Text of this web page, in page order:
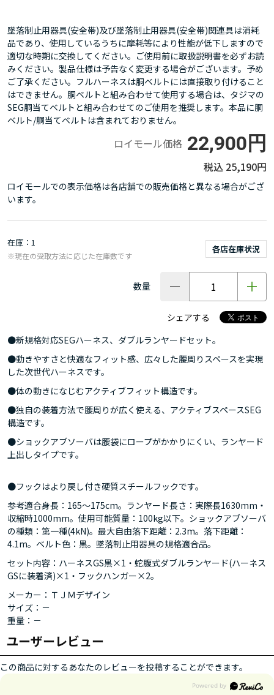
墜落制止用器具(安全帯)及び墜落制止用器具(安全帯)関連具は消耗
品であり、使用しているうちに摩耗等により性能が低下しますので
適切な時期に交換してください。ご使用前に取扱説明書を必ずお読
みください。製品仕様は予告なく変更する場合がございます。予め
ご了承ください。フルハーネスは胴ベルトには直接取り付けること
はできません。胴ベルトと組み合わせて使用する場合は、タジマの
SEG胴当てベルトと組み合わせてのご使用を推奨します。本品に胴
ベルト/胴当てベルトは含まれておりません。
ロイモール価格 22,900円
25,190円
ロイモールでの表示価格は各店舗での販売価格と異なる場合がござ
います。
在庫 1
各店在庫状況
※現在の受取方法に応じた在庫数です
数量
シェアする
●新規格対応SEGハーネス、ダブルランヤードセット。
●動きやすさと快適なフィット感、広々した腰周りスペースを実現
した次世代ハーネスです。
●体の動きになじむアクティブフィット構造です。
●独自の装着方法で腰周りが広く使える、アクティブスペースSEG
構造です。
●ショックアブソーバは腰袋にロープがかかりにくい、ランヤード
上出しタイプです。
●フックはより戻し付き硬質スチールフックです。
参考適合身長：165～175cm。ランヤード長さ：実際長1630mm・
収縮時1000mm。使用可能質量：100kg以下。ショックアブソーバ
の種類：第一種(4kN)。最大自由落下距離：2.3m。落下距離：
4.1m。ベルト色：黒。墜落制止用器具の規格適合品。
セット内容：ハーネスGS黒×1・蛇腹式ダブルランヤード(ハーネス
GSに装着済)×1・フックハンガー×2。
メーカー：ＴＪＭデザイン
サイズ：－
重量：－
ユーザーレビュー
この商品に対するあなたのレビューを投稿することができます。